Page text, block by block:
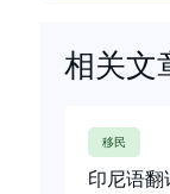
相关文
移民
印尼语